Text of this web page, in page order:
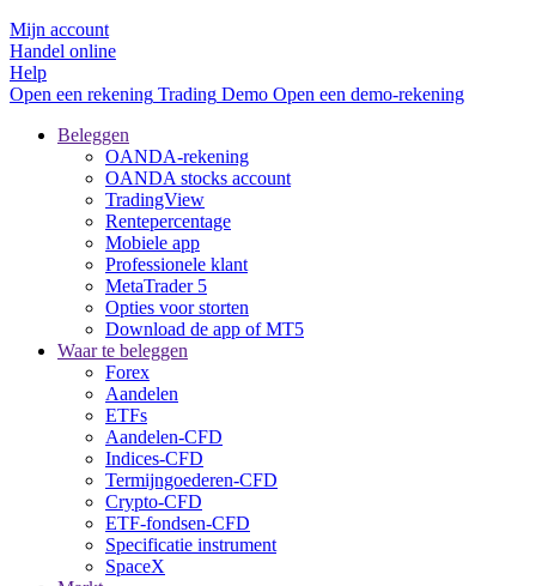
Mijn account
Handel online
Help
Open een rekening Trading Demo Open een demo-rekening
Beleggen
OANDA-rekening
OANDA stocks account
TradingView
Rentepercentage
Mobiele app
Professionele klant
MetaTrader 5
Opties voor storten
Download de app of MT5
Waar te beleggen
Forex
Aandelen
ETFs
Aandelen-CFD
Indices-CFD
Termijngoederen-CFD
Crypto-CFD
ETF-fondsen-CFD
Specificatie instrument
SpaceX